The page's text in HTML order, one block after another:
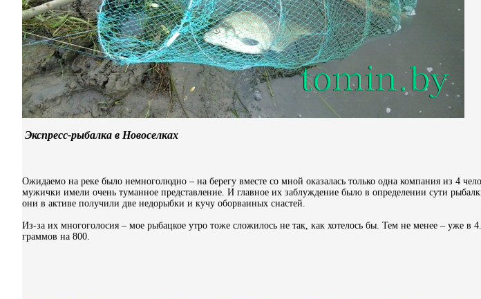
Экспресс-рыбалка в Новоселках
Ожидаемо на реке было немноголюдно – на берегу вместе со мной оказалась только одна компания из 4
мужички имели очень туманное представление. И главное их заблуждение было в определении сути
они в активе получили две недорыбки и кучу оборванных снастей.
Из-за их многоголосия – мое рыбацкое утро тоже сложилось не так, как хотелось бы. Тем не менее – уже
граммов на 800.